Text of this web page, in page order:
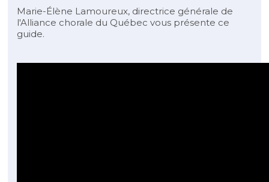
Marie-Élène Lamoureux, directrice générale de
l'Alliance chorale du Québec vous présente ce
guide.